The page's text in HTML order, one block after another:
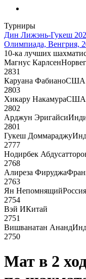
Турниры
Дин Лижэнь-Гукеш
Олимпиада, Венгрия,
10-ка лучших
Магнус Карлсен
2831
Каруана ФабианоСША
2803
Хикару НакамураСША
2802
Арджун Эригайси
2801
Гукеш Доммараджу
2777
Нодирбек
2768
Алиреза Фируджа
2763
Ян НепомнящийРоссия
2754
Вэй ИКитай
2751
Вишванатан Ананд
2750
Мат в 2